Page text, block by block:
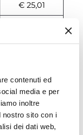
contenuti ed
media e per
inoltre
nostro sito con i
dei dati web,
€ 25,01
€ 22,15
€ 21,05
€ 20,39
€ 20,28